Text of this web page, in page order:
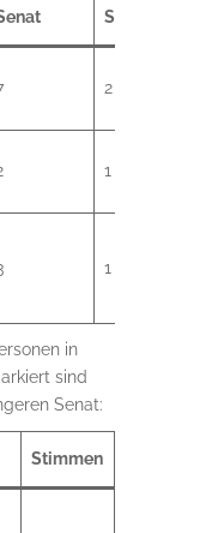
Senat
2
1
1
in
sind
Senat:
Stimmen